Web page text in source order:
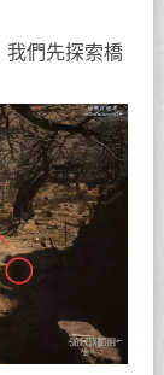
我們先探索橋